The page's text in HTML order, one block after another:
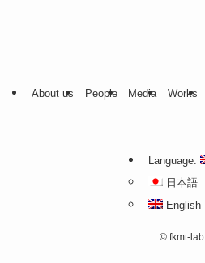
About us People Media Works
Language:
日本語
English
©fkmt-lab